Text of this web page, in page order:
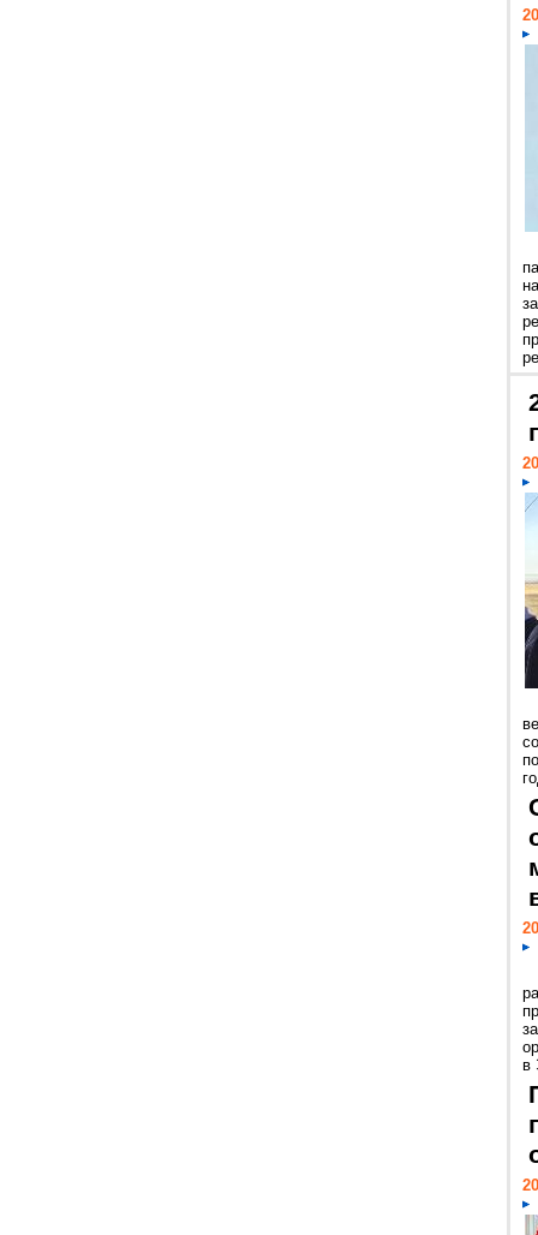
в